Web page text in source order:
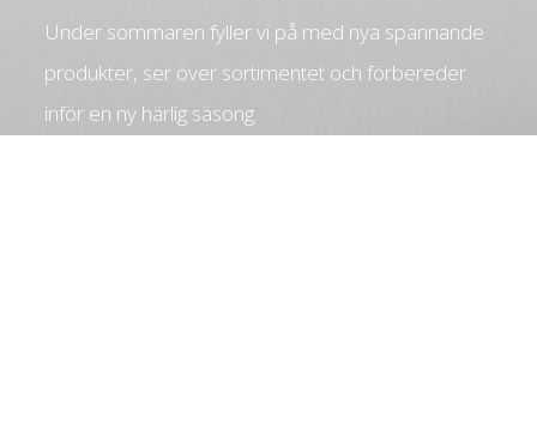
Under sommaren fyller vi på med nya spännande
produkter, ser över sortimentet och förbereder
inför en ny härlig säsong.